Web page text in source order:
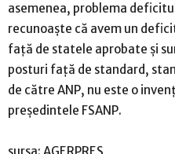
asemenea, problema
recunoaşte că avem un
faţă de statele aprobate şi
posturi faţă de standard,
de către ANP, nu este o
preşedintele FSANP.